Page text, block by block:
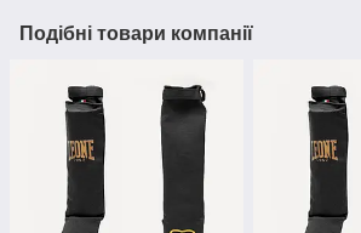
Подібні товари компанії